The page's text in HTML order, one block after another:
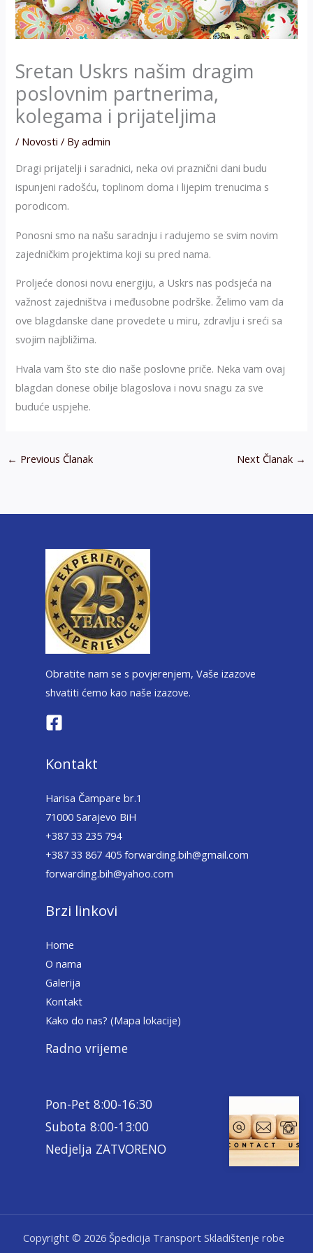
Sretan Uskrs našim dragim
poslovnim partnerima,
kolegama i prijateljima
/ Novosti / Byadmin
Dragi prijatelji i saradnici, neka ovi praznični dani budu
ispunjeni radošću, toplinom doma i lijepim trenucima s
porodicom.
Ponosni smo na našu saradnju i radujemo se svim novim
zajedničkim projektima koji su pred nama.
Proljeće donosi novu energiju, a Uskrs nas podsjeća na
važnost zajedništva i međusobne podrške. Želimo vam da
ove blagdanske dane provedete u miru, zdravlju i sreći sa
svojim najbližima.
Hvala vam što ste dio naše poslovne priče. Neka vam ovaj
blagdan donese obilje blagoslova i novu snagu za sve
buduće uspjehe.
← Previous Članak Next Članak →
Obratite nam se s povjerenjem, Vaše izazove
shvatiti ćemo kao naše izazove.
Kontakt
Harisa Čampare br.1
71000 Sarajevo BiH
+387 33 235 794
+387 33 867 405 forwarding.bih@gmail.com
forwarding.bih@yahoo.com
Brzi linkovi
Home
O nama
Galerija
Kontakt
Kako do nas? (Mapa lokacije)
Radno vrijeme
Pon-Pet 8:00-16:30
Subota 8:00-13:00
Nedjelja ZATVORENO
Copyright © 2026 Špedicija Transport Skladištenje robe